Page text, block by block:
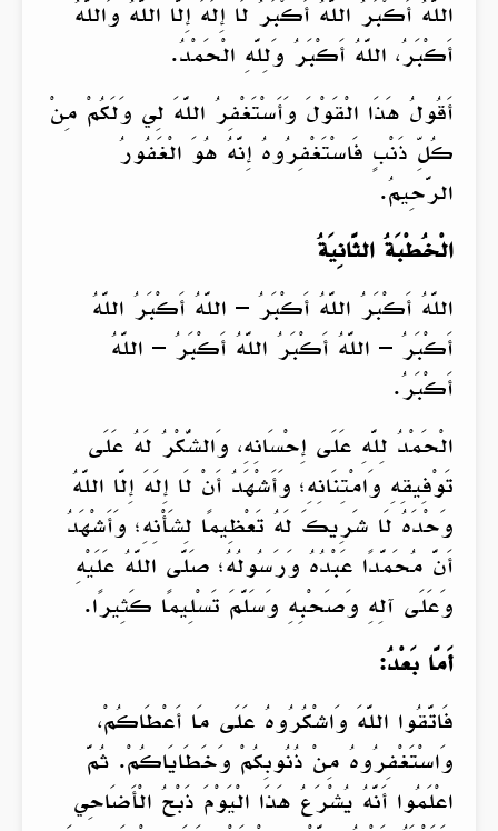
اللَّهُ أَكْبَرُ اللَّهُ أَكْبَرُ لَا إِلَهَ إِلَّا اللَّهُ وَاللَّهُ
أَكْبَرُ، اللَّهُ أَكْبَرُ وَلِلَّهِ الْحَمْدُ.
أَقُولُ هَذَا الْقَوْلَ وَأَسْتَغْفِرُ اللَّهَ لِي وَلَكُمْ مِنْ
كُلِّ ذَنْبٍ فَاسْتَغْفِرُوهُ إِنَّهُ هُوَ الْغَفُورُ
الرَّحِيمُ.
الْخُطْبَةُ الثَّانِيَةُ
اللَّهُ أَكْبَرُ اللَّهُ أَكْبَرُ – اللَّهُ أَكْبَرُ اللَّهُ
أَكْبَرُ – اللَّهُ أَكْبَرُ اللَّهُ أَكْبَرُ – اللَّهُ
أَكْبَرُ.
الْحَمْدُ لِلَّهِ عَلَى إِحْسَانِهِ، وَالشُّكْرُ لَهُ عَلَى
تَوْفِيقِهِ وَامْتِنَانِهِ؛ وَأَشْهَدُ أَنْ لَا إِلَهَ إِلَّا اللَّهُ
وَحْدَهُ لَا شَرِيكَ لَهُ تَعْظِيمًا لِشَأْنِهِ؛ وَأَشْهَدُ
أَنَّ مُحَمَّدًا عَبْدُهُ وَرَسُولُهُ؛ صَلَّى اللَّهُ عَلَيْهِ
وَعَلَى آلِهِ وَصَحْبِهِ وَسَلَّمَ تَسْلِيمًا كَثِيرًا.
أَمَّا بَعْدُ:
فَاتَّقُوا اللَّهَ وَاشْكُرُوهُ عَلَى مَا أَعْطَاكُمْ،
وَاسْتَغْفِرُوهُ مِنْ ذُنُوبِكُمْ وَخَطَايَاكُمْ. ثُمَّ
اعْلَمُوا أَنَّهُ يُشْرَعُ هَذَا الْيَوْمَ ذَبْحُ الْأَضَاحِي